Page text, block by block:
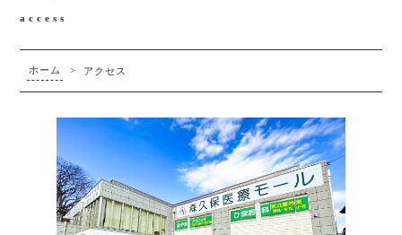
access
ホーム > アクセス